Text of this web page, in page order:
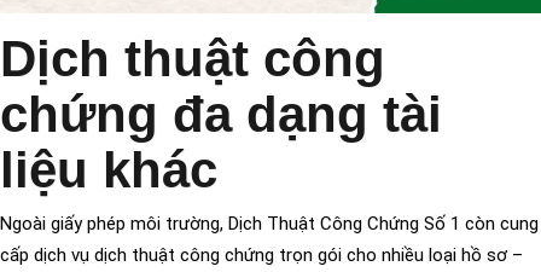
Dịch thuật công
chứng đa dạng tài
liệu khác
Ngoài giấy phép môi trường, Dịch Thuật Công Chứng Số 1 còn cung
cấp dịch vụ dịch thuật công chứng trọn gói cho nhiều loại hồ sơ –